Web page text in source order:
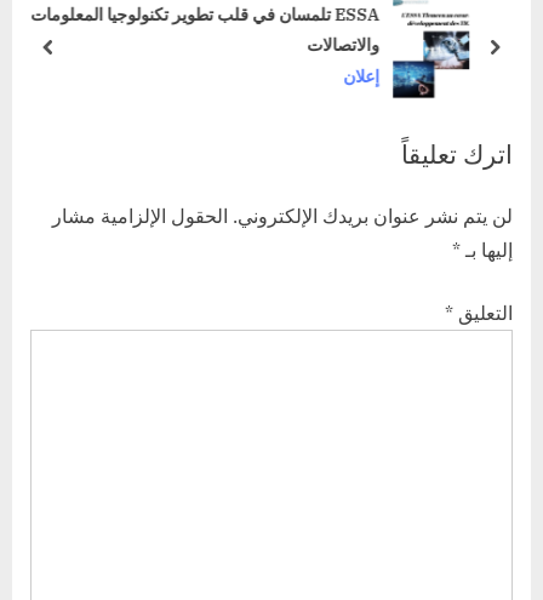
s
s
:
ESSA تلمسان في قلب تطوير تكنولوجيا المعلومات
والاتصالات
إعلان
prev next
اترك تعليقاً
لن يتم نشر عنوان بريدك الإلكتروني. الحقول الإلزامية مشار
إليها بـ*
التعليق *